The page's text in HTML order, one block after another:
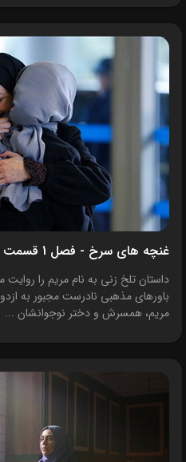
غنچه های سرخ - فصل 1 قسمت 7
باورهای مذهبی نادرست مجبور به
مریم، همسرش و دختر نوجوانشان ...